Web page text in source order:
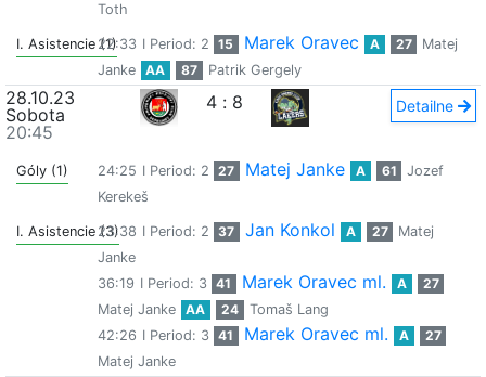
Toth
I. Asistencie (1)22:33 I Period: 2 15 Marek Oravec A 27
Matej
Janke
AA 87 Patrik Gergely
28.10.23
Sobota
20:45
4 : 8 Detailne
Góly (1) 24:25 I Period: 2 27 Matej Janke A 61
Jozef
Kerekeš
I. Asistencie (3)23:38 I Period: 2 37 Jan Konkol A 27
Matej
Janke
36:19 I Period: 3 41 Marek Oravec ml. A
27
Matej Janke
AA 24
Tomaš Lang
42:26 I Period: 3 41 Marek Oravec ml. A
27
Matej Janke